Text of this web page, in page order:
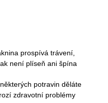
prospívá trávení,
není plíseň ani špína
potravin děláte
zdravotní problémy